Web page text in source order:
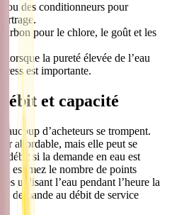
ou des conditionneurs pour
pour le chlore, le goût et les
lorsque la pureté élevée de l’eau
est importante.
et capacité
d’acheteurs se trompent.
abordable, mais elle peut se
si la demande en eau est
estimez le nombre de points
utilisant l’eau pendant l’heure la
demande au débit de service